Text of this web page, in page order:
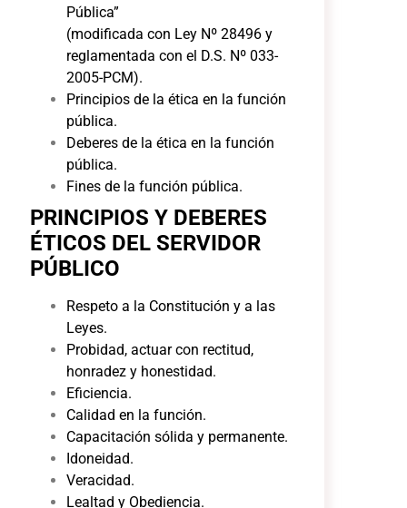
Pública”
(modificada con Ley Nº 28496 y
reglamentada con el D.S. Nº 033-
2005-PCM).
Principios de la ética en la función
pública.
Deberes de la ética en la función
pública.
Fines de la función pública.
PRINCIPIOS Y DEBERES
ÉTICOS DEL SERVIDOR
PÚBLICO
Respeto a la Constitución y a las
Leyes.
Probidad, actuar con rectitud,
honradez y honestidad.
Eficiencia.
Calidad en la función.
Capacitación sólida y permanente.
Idoneidad.
Veracidad.
Lealtad y Obediencia.